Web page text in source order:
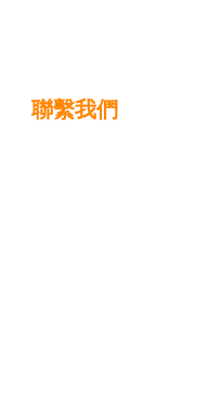
聯繫我們